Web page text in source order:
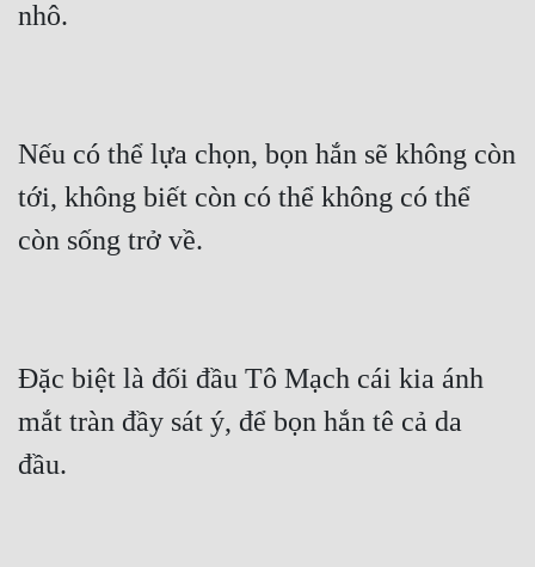
nhô.
Nếu có thể lựa chọn, bọn hắn sẽ không còn
tới, không biết còn có thể không có thể
còn sống trở về.
Đặc biệt là đối đầu Tô Mạch cái kia ánh
mắt tràn đầy sát ý, để bọn hắn tê cả da
đầu.